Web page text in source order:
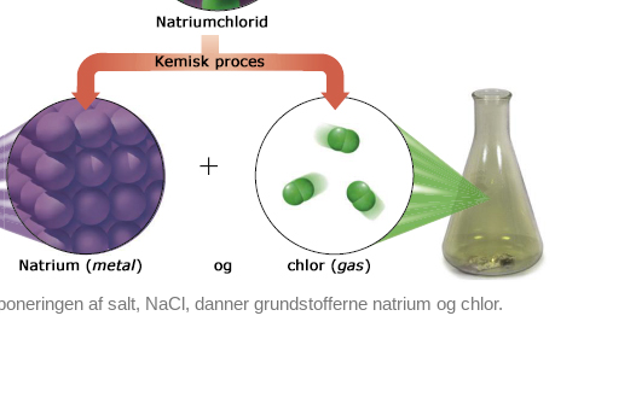
af salt, NaCl, danner grundstofferne natrium og chlor.